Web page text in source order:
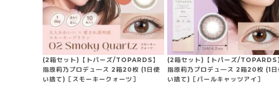
(2箱セット)【トパーズ/TOPARDS】
指原莉乃プロデュ―ス 2箱20枚 (1日使
い捨て)［スモーキークォーツ］
(2箱セット)【トパーズ/TOPARDS
指原莉乃プロデュ―ス 2箱20枚 (1日
い捨て)［パールキャッツアイ］